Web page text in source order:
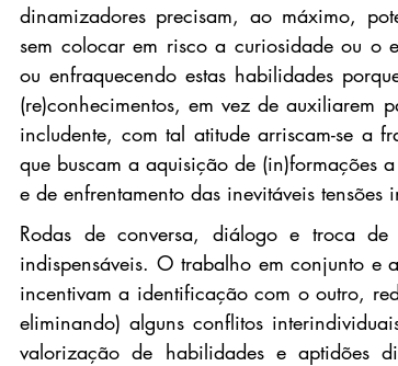
dinamizadores precisam, ao máximo,
sem colocar em risco a curiosidade ou o
ou enfraquecendo estas habilidades
(re)conhecimentos, em vez de auxiliarem
includente, com tal atitude arriscam-se a
que buscam a aquisição de (in)formações
e de enfrentamento das inevitáveis tensões
Rodas de conversa, diálogo e troca de
indispensáveis. O trabalho em conjunto e
incentivam a identificação com o outro,
eliminando) alguns conflitos
valorização de habilidades e aptidões